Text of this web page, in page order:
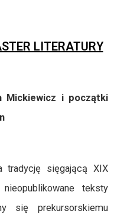
LITERATURY
Mickiewicz i początki
tradycję sięgającą XIX
teksty
się prekursorskiemu